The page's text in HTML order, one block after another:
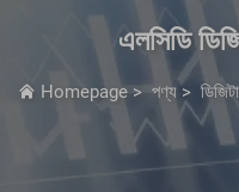
এলসিডি
Homepage > পণ্য >